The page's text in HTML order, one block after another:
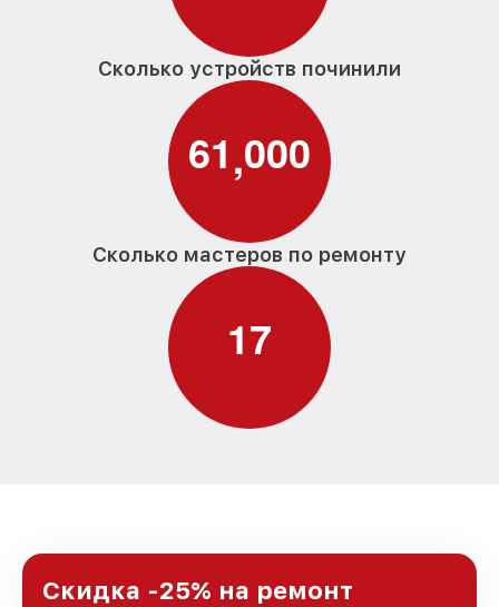
Сколько устройств починили
61,000
Сколько мастеров по ремонту
17
Скидка -25% на ремонт